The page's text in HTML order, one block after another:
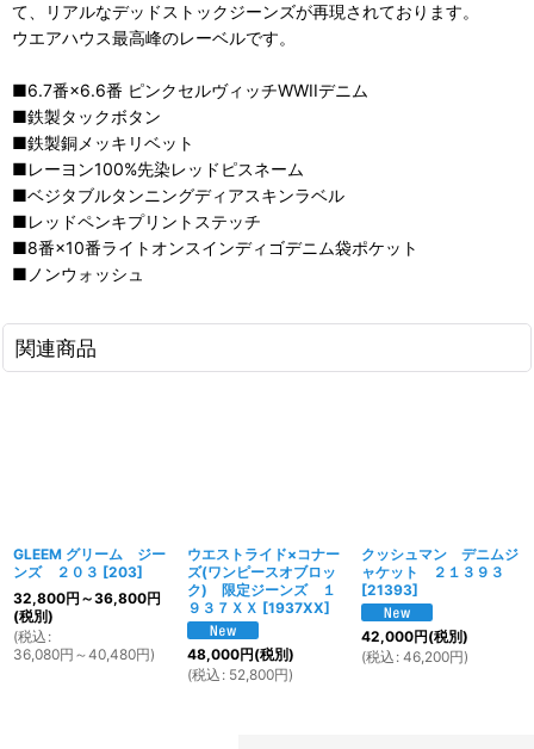
て、リアルなデッドストックジーンズが再現されております。
ウエアハウス最高峰のレーベルです。
■6.7番×6.6番 ピンクセルヴィッチWWIIデニム
■鉄製タックボタン
■鉄製銅メッキリベット
■レーヨン100%先染レッドピスネーム
■ベジタブルタンニングディアスキンラベル
■レッドペンキプリントステッチ
■8番×10番ライトオンスインディゴデニム袋ポケット
■ノンウォッシュ
関連商品
GLEEM グリーム ジー
ンズ ２０３ [203]
32,800円 ～36,800円
(税別)
(税込 :
36,080円 ～40,480円)
ウエストライド×コナー
ズ(ワンピースオブロッ
ク) 限定ジーンズ １
９３７ＸＸ [1937XX]
48,000円(税別)
(税込 : 52,800円)
クッシュマン デニムジ
ャケット ２１３９３
[21393]
42,000円(税別)
(税込 : 46,200円)